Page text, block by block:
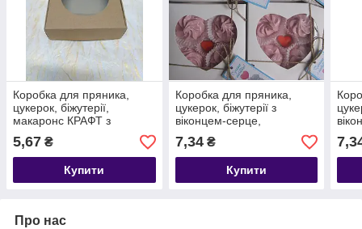
Коробка для пряника,
цукерок, біжутерії,
макаронс КРАФТ з
віконцем, 100*100*35
5,67 ₴
Купити
Коробка для пряника,
цукерок, біжутерії з
віконцем-серце,
150*150*35
7,34₴
Купити
Про нас